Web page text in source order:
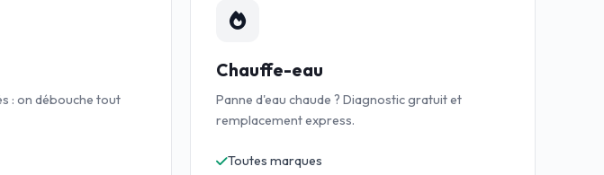
: on débouche tout
Chauffe-eau
Panne d'eau chaude ? Diagnostic gratuit et
remplacement express.
Toutes marques